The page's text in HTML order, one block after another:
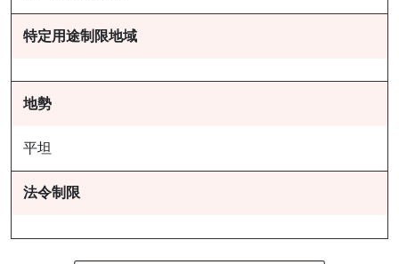
特定用途制限地域
地勢
平坦
法令制限